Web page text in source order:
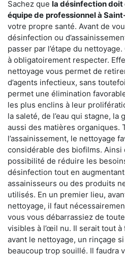
Sachez que la désinfection doit
équipe de professionnel à
votre propre santé. Avant de
désinfection ou
passer par l’étape du
à obligatoirement respecter.
nettoyage vous permet de
d’agents infectieux, sans
permet une élimination
les plus enclins à leur
la saleté, de l’eau qui stagne, la
aussi des matières organiques.
l’assainissement, le nettoyage
considérable des biofilms.
possibilité de réduire les
désinfection tout en
assainisseurs ou des produits
utilisés. En un premier lieu,
nettoyage, il faut
vous vous débarrassiez de
visibles à l’œil nu. Il serait tout
avant le nettoyage, un rinçage
beaucoup trop souillé. Il faudra